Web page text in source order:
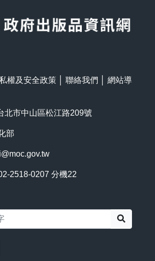
權及安全政策 聯絡我們
網站導
北市中山區松江路209號
部
2518-0207 分機22